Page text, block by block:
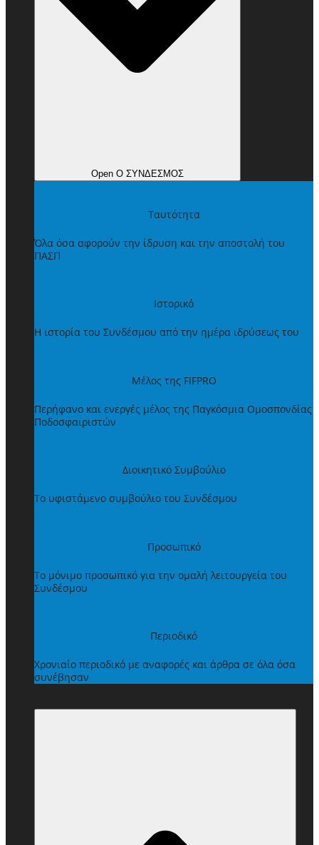
Open Ο ΣΥΝΔΕΣΜΟΣ
Ταυτότητα
Όλα όσα αφορούν την ίδρυση και την αποστολή του
ΠΑΣΠ
Ιστορικό
Η ιστορία του Συνδέσμου από την ημέρα ιδρύσεως του
Μέλος της FIFPRO
Περήφανο και ενεργές μέλος της Παγκόσμια Ομοσπονδίας
Ποδοσφαιριστών
Διοικητικό Συμβούλιο
Το υφιστάμενο συμβούλιο του Συνδέσμου
Προσωπικό
Το μόνιμο προσωπικό για την ομαλή λειτουργεία του
Συνδέσμου
Περιοδικό
Χρονιαίο περιοδικό με αναφορές και άρθρα σε όλα όσα
συνέβησαν